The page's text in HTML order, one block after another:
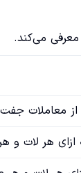
معرفی می‌کند.